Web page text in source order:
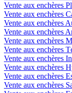
Vente aux enchères
Vente aux enchères
Vente aux enchères
Vente aux enchères
Vente aux enchères
Vente aux enchères
Vente aux enchères
Vente aux enchères
Vente aux enchères
Vente aux enchères